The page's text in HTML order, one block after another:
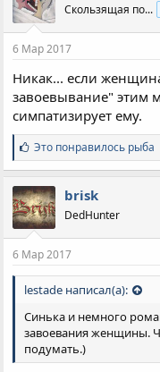
Скользящая по...
6 Мар 2017
Никак... если
завоевывание" этим
симпатизирует ему.
С
и
м
п
а
т
и
:
Это понравилось рыба
brisk
DedHunter
6 Мар 2017
lestade написал(а):
Синька и немного
завоевания женщины.
подумать.)